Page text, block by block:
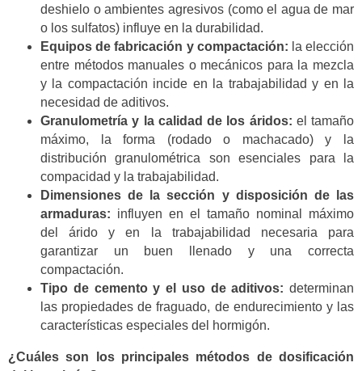
deshielo o ambientes agresivos (como el agua de mar
o los sulfatos) influye en la durabilidad.
Equipos de fabricación y compactación: la elección
entre métodos manuales o mecánicos para la mezcla
y la compactación incide en la trabajabilidad y en la
necesidad de aditivos.
Granulometría y la calidad de los áridos: el tamaño
máximo, la forma (rodado o machacado) y la
distribución granulométrica son esenciales para la
compacidad y la trabajabilidad.
Dimensiones de la sección y disposición de las
armaduras: influyen en el tamaño nominal máximo
del árido y en la trabajabilidad necesaria para
garantizar un buen llenado y una correcta
compactación.
Tipo de cemento y el uso de aditivos: determinan
las propiedades de fraguado, de endurecimiento y las
características especiales del hormigón.
¿Cuáles son los principales métodos de dosificación